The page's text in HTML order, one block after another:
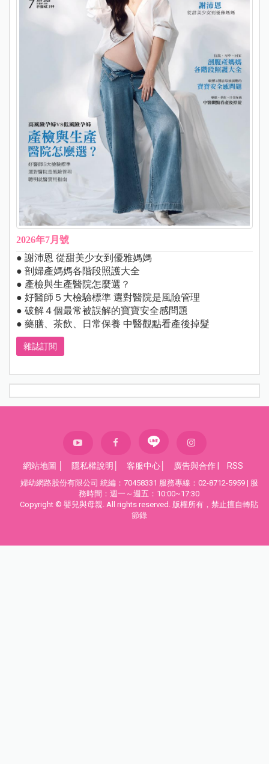
2026年7月號
● 謝沛恩 從甜美少女到優雅媽媽
● 剖婦產媽媽各階段照護大全
● 產檢與生產醫院怎麼選？
● 好醫師５大檢驗標準 選對醫院是風險管理
● 破解４個最常被誤解的寶寶安全感問題
● 藥膳、茶飲、日常保養 中醫觀點看產後掉髮
雜誌訂閱
網站地圖 隱私權說明 客服中心 廣告與合作 RSS
婦幼網路股份有限公司 統編：70458331 服務專線：02-8712-5959 | 服
務時間：週一～週五：10:00~17:30
Copyright © 嬰兒與母親. All rights reserved. 版權所有，禁止擅自轉貼
節錄